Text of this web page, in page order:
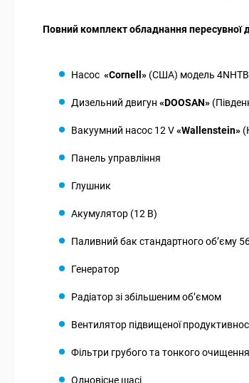
Повний комплект обладнання пересувної
Насос «Cornell» (США) модель
Дизельний двигун «DOOSAN»
Вакуумний насос 12 V«Wallenstein»
Панель управління
Глушник
Акумулятор (12 В)
Паливний бак стандартного об’єму
Генератор
Радіатор зі збільшеним об’ємом
Вентилятор підвищеної
Фільтри грубого та тонкого
Одновісне шасі